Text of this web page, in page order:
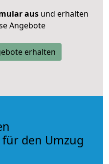
ausund erhalten
Angebote
erhalten
den Umzug